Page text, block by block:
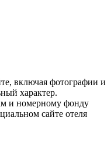
включая фотографии и
характер.
и номерному фонду
сайте отеля